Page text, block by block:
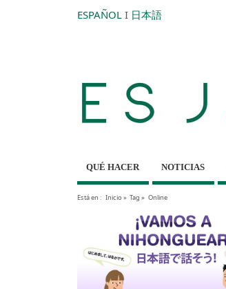
ESPAÑOL I 日本語
QUÉ HACER NOTICIAS
Está en : Inicio» Tag » Online